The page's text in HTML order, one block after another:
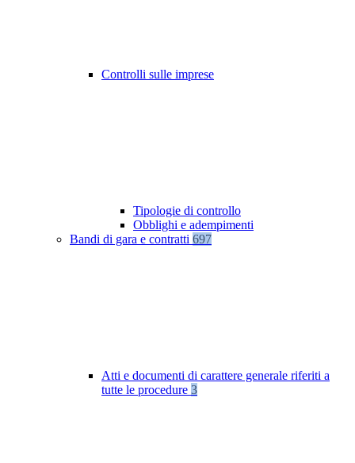
Controlli sulle imprese
Tipologie di controllo
Obblighi e adempimenti
Bandi di gara e contratti 697
Atti e documenti di carattere generale riferiti a
tutte le procedure 3